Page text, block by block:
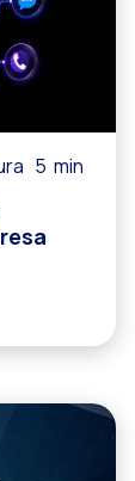
5 min